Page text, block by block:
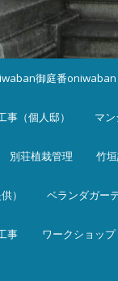
御庭番oniwaban
事（個人邸） マ
別荘植栽管理 竹
） ベランダガー
事 ワークショップ